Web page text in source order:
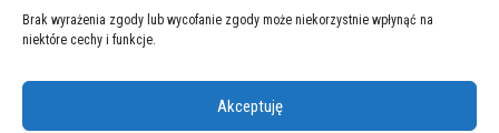
Brak wyrażenia zgody lub wycofanie zgody może niekorzystnie wpłynąć na
niektóre cechy i funkcje.
Akceptuję